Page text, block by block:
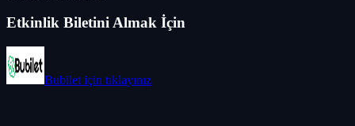
Etkinlik Biletini Almak İçin
Bubilet için tıklayınız